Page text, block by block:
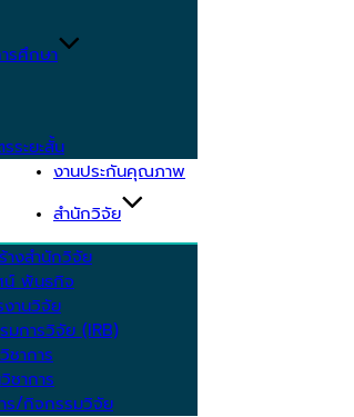
รศึกษา
ระยะสั้น
งานประกันคุณภาพ
สำนักวิจัย
างสำนักวิจัย
น์ พันธกิจ
งานวิจัย
มการวิจัย (IRB)
ชาการ
ชาการ
ร/กิจกรรมวิจัย